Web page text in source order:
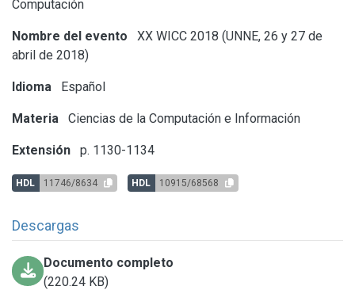
Computación
Nombre del evento
XX WICC 2018 (UNNE, 26 y 27 de
abril de 2018)
Idioma Español
Materia Ciencias de la Computación e Información
Extensión p. 1130-1134
HDL 11746/8634 HDL 10915/68568
Descargas
Documento completo
(220.24 KB)